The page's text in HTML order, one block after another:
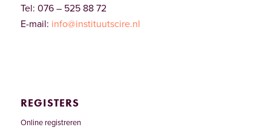
Tel: 076 – 525 88 72
E-mail: info@instituutscire.nl
REGISTERS
Online registreren